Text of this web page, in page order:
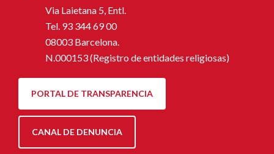
Via Laietana 5, Entl.
Tel. 93 344 69 00
08003 Barcelona.
N.000153 (Registro de entidades religiosas)
PORTAL DE TRANSPARENCIA
CANAL DE DENUNCIA